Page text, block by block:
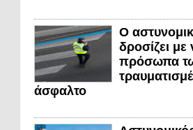
Ο
δροσίζει με
πρόσωπα
άσφαλτο